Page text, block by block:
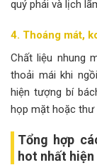
quý phái và lịch
4. Thoáng mát,
Chất liệu nhung
thoải mái khi
hiện tượng bí
họp mặt hoặc thư
Tổng hợp
hot nhất hiện